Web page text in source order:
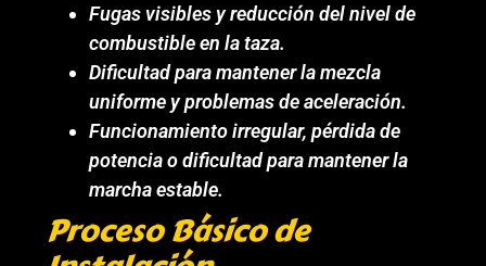
Fugas visibles y reducción del nivel de
combustible en la taza.
Dificultad para mantener la mezcla
uniforme y problemas de aceleración.
Funcionamiento irregular, pérdida de
potencia o dificultad para mantener la
marcha estable.
Proceso Básico de